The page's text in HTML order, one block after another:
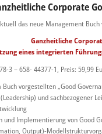
Corporate
das neue Management
Ganzheitliche
eines integrierten
3 – 658- 44377-1, Preis: 59,99
vorgestellten „Good
und sachbezogener
und Implementierung von Good
Output)-